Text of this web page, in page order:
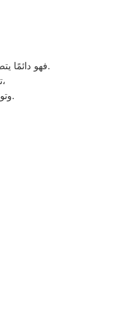
فهو دائمًا يتصدر المرتبة الأولى في صيانة جميع أنواع الغسالات الخاصة بماركة كلفينيتور تحت أيدي أنسب المهندسين، مع مراعاة توفير أفضل خدمات الدعم الفنى.
تتعدد الأعطال التي تصيب الغسالات بمختلف فئات الصنع والنوع من غسالات كلفينيتور اوتوماتيك، واخرى فوق اوتوماتيك، والنصف اتوماتيك،
وتوجد غسالات الاطفال، والغسالات العادية، ويتمتع مركز خدمة العملاء بوجود مهارة وخبرة عالية لافضل خدمة صيانة لعملاء كلفينيتور في مصر.